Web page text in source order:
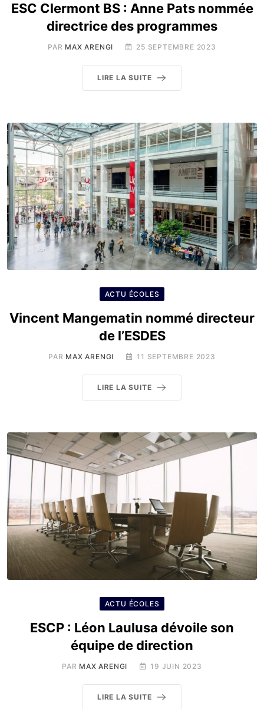
ESC Clermont BS : Anne Pats nommée
directrice des programmes
PAR MAX ARENGI 25 SEPTEMBRE 2023
LIRE LA SUITE
ACTU ÉCOLES
Vincent Mangematin nommé directeur
de l’ESDES
PAR MAX ARENGI 11 SEPTEMBRE 2023
LIRE LA SUITE
ACTU ÉCOLES
ESCP : Léon Laulusa dévoile son
équipe de direction
PAR MAX ARENGI 19 JUIN 2023
LIRE LA SUITE